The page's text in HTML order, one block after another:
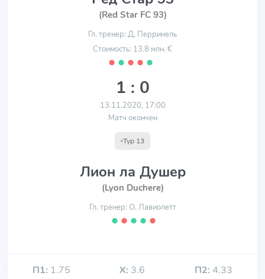
(Red Star FC 93)
Гл. тренер: Д. Перринель
Стоимость: 13.8 млн. €
⬤ ⬤ ⬤ ⬤ ⬤
1 : 0
13.11.2020, 17:00
Матч окончен
Тур 13
Лион ла Душер
(Lyon Duchere)
Гл. тренер: О. Лавиолетт
⬤ ⬤ ⬤ ⬤ ⬤
П1: 1.75 Х: 3.6 П2: 4.33